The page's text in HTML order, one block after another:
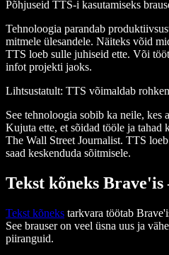
Põhjuseid TTS-i kasutamiseks
Tehnoloogia parandab
mitmele ülesandele. Näiteks võid
TTS loeb sulle juhiseid ette. Või
infot projekti jaoks.
Lihtsustatult: TTS võimaldab
See tehnoloogia sobib ka neile, kes
Kujuta ette, et sõidad tööle ja tahad
The Wall Street Journalist. TTS loeb
saad keskenduda sõitmisele.
Tekst kõneks
Tekst kõneks tarkvara töötab
See brauser on veel üsna uus ja
piiranguid.